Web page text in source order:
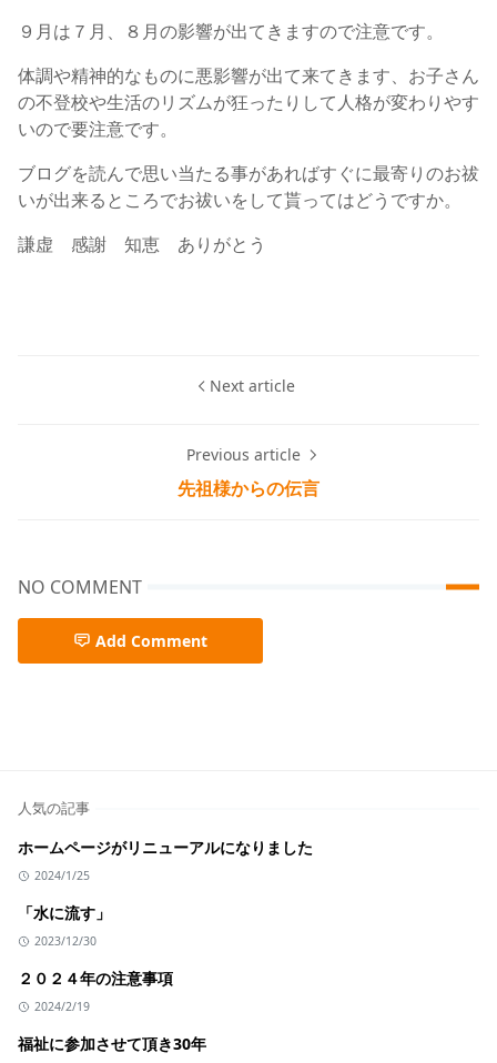
９月は７月、８月の影響が出てきますので注意です。
体調や精神的なものに悪影響が出て来てきます、お子さん
の不登校や生活のリズムが狂ったりして人格が変わりやす
いので要注意です。
ブログを読んで思い当たる事があればすぐに最寄りのお祓
いが出来るところでお祓いをして貰ってはどうですか。
謙虚 感謝 知恵 ありがとう
Next article
Previous article
先祖様からの伝言
NO COMMENT
Add Comment
人気の記事
ホームページがリニューアルになりました
2024/1/25
「水に流す」
2023/12/30
２０２４年の注意事項
2024/2/19
福祉に参加させて頂き30年